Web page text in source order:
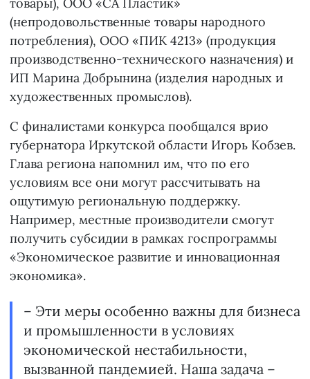
товары), ООО «СА Пластик»
(непродовольственные товары народного
потребления), ООО «ПИК 4213» (продукция
производственно-технического назначения) и
ИП Марина Добрынина (изделия народных и
художественных промыслов).
С финалистами конкурса пообщался врио
губернатора Иркутской области Игорь Кобзев.
Глава региона напомнил им, что по его
условиям все они могут рассчитывать на
ощутимую региональную поддержку.
Например, местные производители смогут
получить субсидии в рамках госпрограммы
«Экономическое развитие и инновационная
экономика».
– Эти меры особенно важны для бизнеса
и промышленности в условиях
экономической нестабильности,
вызванной пандемией. Наша задача –